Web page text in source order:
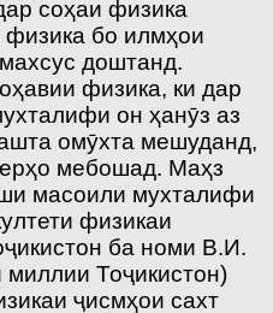
соҳаи физика
бо илмҳои
доштанд.
физика, ки дар
он ҳанӯз аз
омӯхта мешуданд,
мебошад. Маҳз
масоили мухталифи
физикаи
ба номи В.И.
Тоҷикистон)
ҷисмҳои сахт